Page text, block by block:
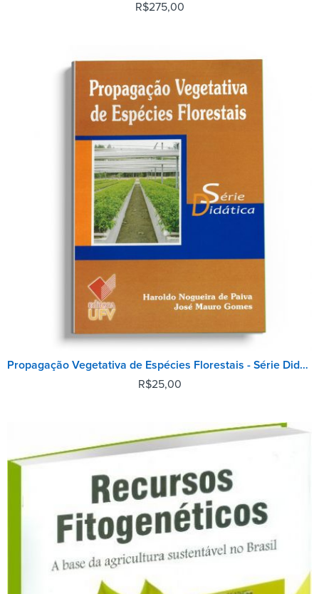
R$275,00
Propagação Vegetativa de Espécies Florestais - Série Didática
R$25,00